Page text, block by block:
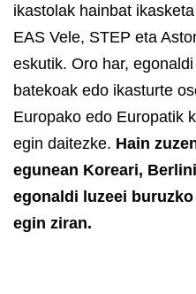
ikastolak hainbat
EAS Vele, STEP eta
eskutik. Oro har,
batekoak edo ikasturte
Europako edo Europatik
egin daitezke. Hain
egunean Koreari,
egonaldi luzeei
egin ziran.